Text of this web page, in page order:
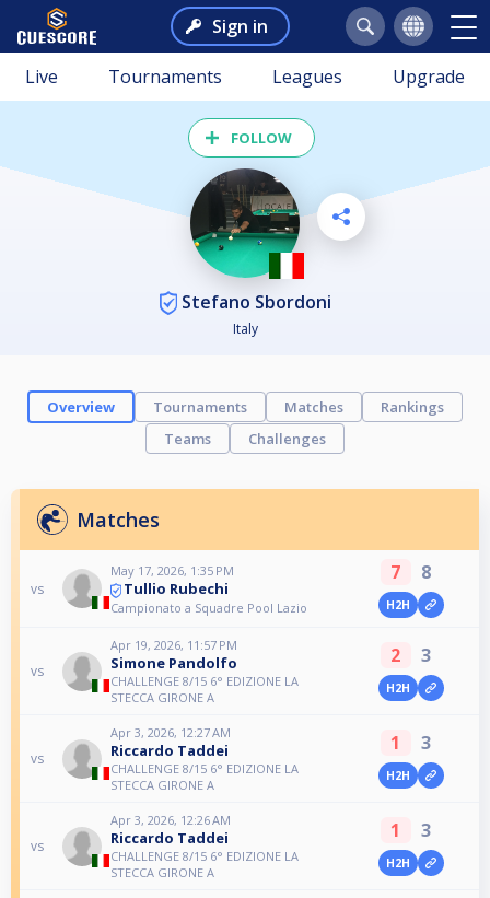
Sign in
Live Tournaments Leagues Upgrade
FOLLOW
Stefano Sbordoni
Italy
Overview Tournaments Matches
Rankings
Teams
Challenges
Matches
vs
May 17, 2026, 1:35 PM
Tullio Rubechi
Campionato a Squadre Pool Lazio
7 8
H2H
vs
Apr 19, 2026, 11:57 PM
Simone Pandolfo
CHALLENGE 8/15 6° EDIZIONE LA
STECCA GIRONE A
2 3
H2H
vs
Apr 3, 2026, 12:27 AM
Riccardo Taddei
CHALLENGE 8/15 6° EDIZIONE LA
STECCA GIRONE A
1 3
H2H
vs
Apr 3, 2026, 12:26 AM
Riccardo Taddei
CHALLENGE 8/15 6° EDIZIONE LA
STECCA GIRONE A
1 3
H2H